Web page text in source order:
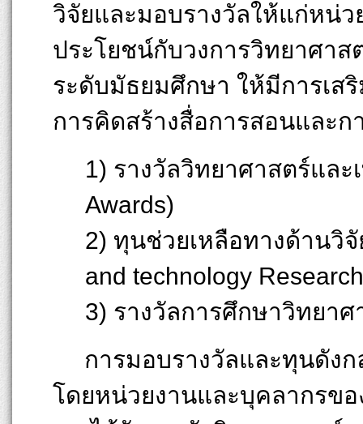
วิจัยและมอบรางวัลให้แก่หน่
ประโยชน์กับวงการวิทยาศา
ระดับมัธยมศึกษา ให้มีการเส
การคิดสร้างสื่อการสอนและ
1) รางวัลวิทยาศาสตร์และ
Awards)
2) ทุนช่วยเหลือทางด้านวิ
and technology
3) รางวัลการศึกษาวิทยาศ
การมอบรางวัลและทุนดัง
โดยหน่วยงานและบุคลากรข